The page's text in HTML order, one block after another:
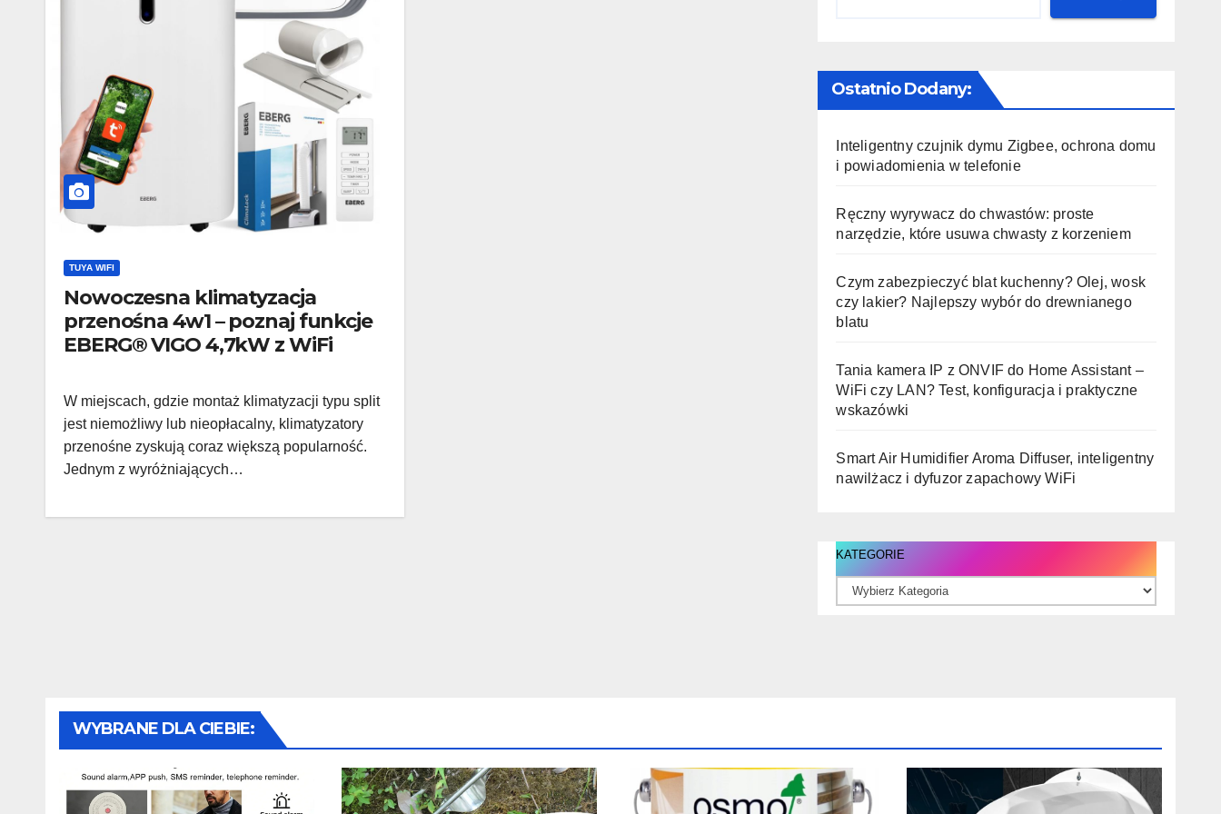
TUYA WIFI
Nowoczesna klimatyzacja
przenośna 4w1 – poznaj funkcje
EBERG® VIGO 4,7kW z WiFi
W miejscach, gdzie montaż klimatyzacji typu split
jest niemożliwy lub nieopłacalny, klimatyzatory
przenośne zyskują coraz większą popularność.
Jednym z wyróżniających…
Ostatnio Dodany:
Inteligentny czujnik dymu Zigbee, ochrona domu
i powiadomienia w telefonie
Ręczny wyrywacz do chwastów: proste
narzędzie, które usuwa chwasty z korzeniem
Czym zabezpieczyć blat kuchenny? Olej, wosk
czy lakier? Najlepszy wybór do drewnianego
blatu
Tania kamera IP z ONVIF do Home Assistant –
WiFi czy LAN? Test, konfiguracja i praktyczne
wskazówki
Smart Air Humidifier Aroma Diffuser, inteligentny
nawilżacz i dyfuzor zapachowy WiFi
KATEGORIE
WYBRANE DLA CIEBIE: